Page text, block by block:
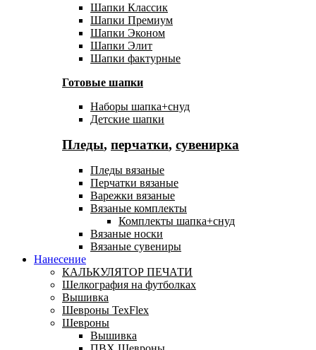
Шапки Классик
Шапки Премиум
Шапки Эконом
Шапки Элит
Шапки фактурные
Готовые шапки
Наборы шапка+снуд
Детские шапки
Пледы, перчатки, сувенирка
Пледы вязаные
Перчатки вязаные
Варежки вязаные
Вязаные комплекты
Комплекты шапка+снуд
Вязаные носки
Вязаные сувениры
Нанесение
КАЛЬКУЛЯТОР ПЕЧАТИ
Шелкография на футболках
Вышивка
Шевроны TexFlex
Шевроны
Вышивка